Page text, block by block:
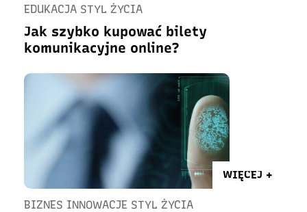
EDUKACJA STYL ŻYCIA
Jak szybko kupować bilety
komunikacyjne online?
WIĘCEJ +
BIZNES INNOWACJE STYL ŻYCIA